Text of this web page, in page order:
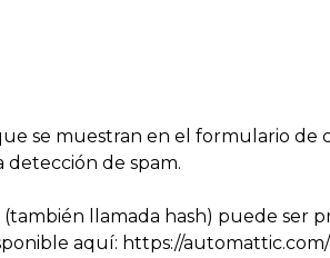
se muestran en el formulario de
detección de spam.
llamada hash) puede ser
aquí: https://